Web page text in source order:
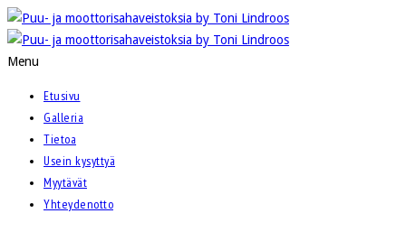
Menu
Etusivu
Galleria
Tietoa
Usein kysyttyä
Myytävät
Yhteydenotto